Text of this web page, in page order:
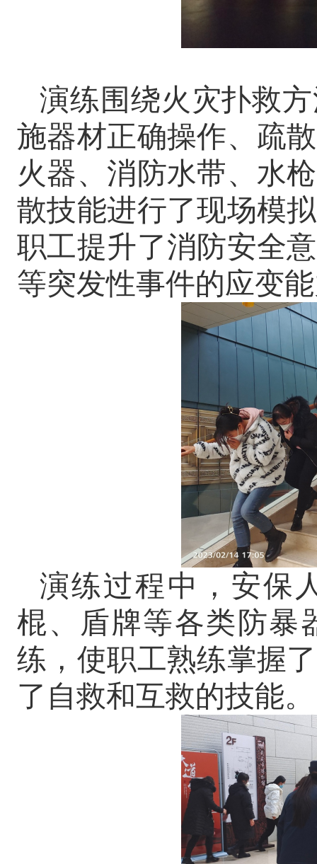
演练围绕火灾扑救
施器材正确操作、疏
火器、消防水带、水
散技能进行了现场模
职工提升了消防安全
等突发性事件的应变
演练过程中，安保
棍、盾牌等各类防暴
练，使职工熟练掌握
了自救和互救的技能。